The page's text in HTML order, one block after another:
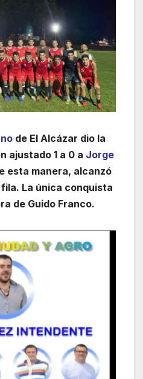
de El Alcázar dio la
ajustado 1 a 0 a Jorge
esta manera, alcanzó
La única conquista
de Guido Franco.